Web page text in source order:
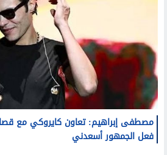
مصطفى إبراهيم: تعاون كايروكي مع
فعل الجمهور أسعدني